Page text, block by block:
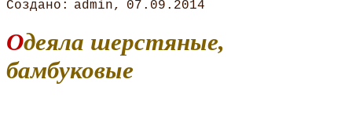
admin 07.09.2014
Одеяла шерстяные,
бамбуковые